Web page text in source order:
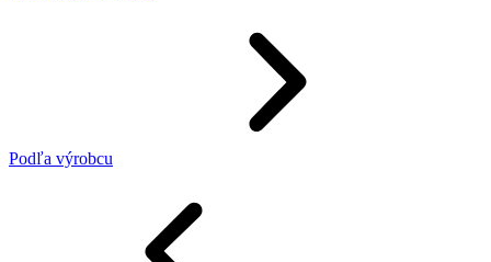
Podľa výrobcu